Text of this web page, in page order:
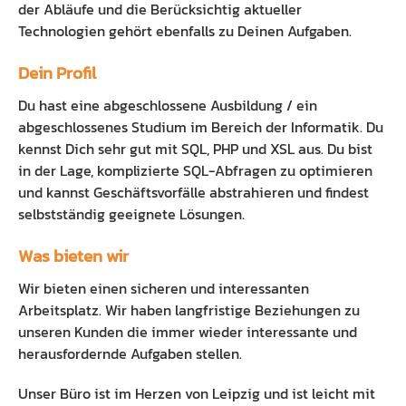
der Abläufe und die Berücksichtig aktueller
Technologien gehört ebenfalls zu Deinen Aufgaben.
Dein Profil
Du hast eine abgeschlossene Ausbildung / ein
abgeschlossenes Studium im Bereich der Informatik. Du
kennst Dich sehr gut mit SQL, PHP und XSL aus. Du bist
in der Lage, komplizierte SQL-Abfragen zu optimieren
und kannst Geschäftsvorfälle abstrahieren und findest
selbstständig geeignete Lösungen.
Was bieten wir
Wir bieten einen sicheren und interessanten
Arbeitsplatz. Wir haben langfristige Beziehungen zu
unseren Kunden die immer wieder interessante und
herausfordernde Aufgaben stellen.
Unser Büro ist im Herzen von Leipzig und ist leicht mit